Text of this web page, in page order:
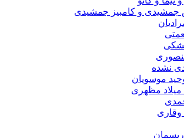
جمشیدی و کامبیز جمشیدی
نشده
موسویان
مظهری
وقاری
ریسمان